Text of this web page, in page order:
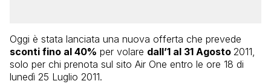
Oggi è stata lanciata una nuova offerta che prevede
sconti fino al 40% per volare dall’1 al 31 Agosto 2011,
solo per chi prenota sul sito Air One entro le ore 18 di
lunedì 25 Luglio 2011.